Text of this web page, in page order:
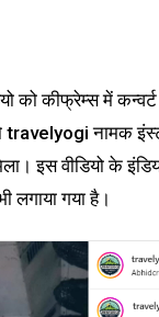
को कीफ्रेम्स में
travelyogi नामक
इस वीडियो के
लगाया गया है।